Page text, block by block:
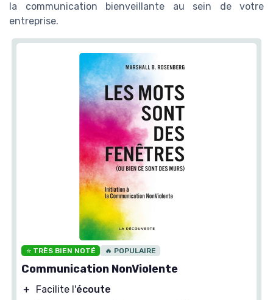
la communication bienveillante au sein de votre
entreprise.
⭐ TRÈS BIEN NOTÉ 🔥 POPULAIRE
Communication NonViolente
＋ Facilite l'écoute